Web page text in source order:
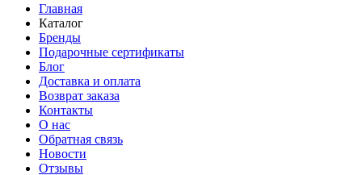
Главная
Каталог
Бренды
Подарочные сертификаты
Блог
Доставка и оплата
Возврат заказа
Контакты
О нас
Обратная связь
Новости
Отзывы